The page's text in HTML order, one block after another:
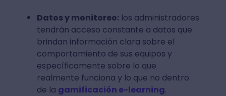
Datos y monitoreo:los administradores
tendrán acceso constante a datos que
brindan información clara sobre el
comportamiento de sus equipos y
específicamente sobre lo que
realmente funciona y lo que no dentro
de la gamificación e-learning.